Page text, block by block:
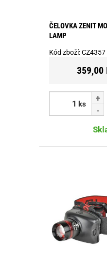
ČELOVKA ZENIT
LAMP
Kód zboží:CZ4357
359,00
ks